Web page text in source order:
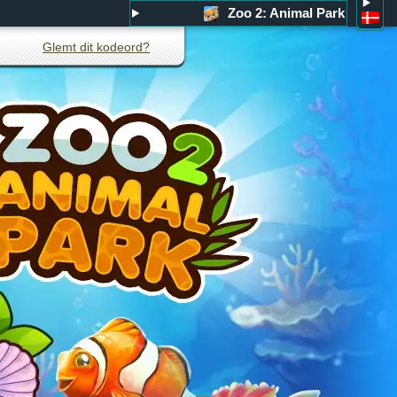
Zoo 2: Animal Park
Glemt dit kodeord?